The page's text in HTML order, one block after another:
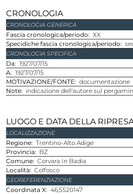
CRONOLOGIA
CRONOLOGIA GENERICA
Fascia cronologica/periodo
XX
Specidiche fascia cronologica/periodo
CRONOLOGIA SPECIFICA
Da
1927/07/15
A
1927/07/15
MOTIVAZIONE/FONTE
documentazione
Note
indicazione dell'autore sul
LUOGO E DATA DELLA
LOCALIZZAZIONE
Regione Trentino-Alto Adige
Provincia
BZ
Comune Corvara In Badia
Località
Colfosco
GEOREFERENZIAZIONE
Coordinata X 46,5520147